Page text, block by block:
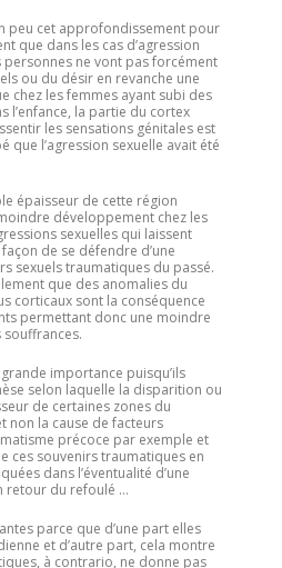
peu cet approfondissement pour
que dans les cas d’agression
personnes ne vont pas forcément
ou du désir en revanche une
chez les femmes ayant subi des
l’enfance, la partie du cortex
les sensations génitales est
que l’agression sexuelle avait été
épaisseur de cette région
développement chez les
sexuelles qui laissent
de se défendre d’une
sexuels traumatiques du passé.
que des anomalies du
corticaux sont la conséquence
permettant donc une moindre
souffrances.
importance puisqu’ils
selon laquelle la disparition ou
de certaines zones du
non la cause de facteurs
précoce par exemple et
ces souvenirs traumatiques en
dans l’éventualité d’une
retour du refoulé …
parce que d’une part elles
et d’autre part, cela montre
à contrario, ne donne pas